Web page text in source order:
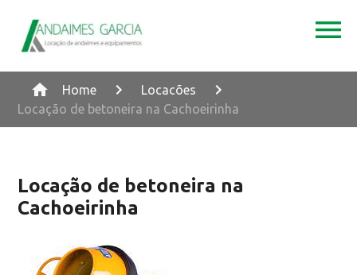
Home
Locacões
Locação de betoneira na Cachoeirinha
Locação de betoneira na
Cachoeirinha